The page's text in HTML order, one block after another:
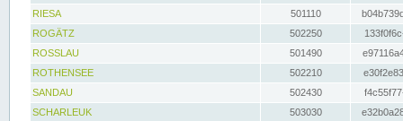
RIESA
501110
ROGÄTZ
502250
ROSSLAU
501490
ROTHENSEE
502210
SANDAU
502430
SCHARLEUK
503030